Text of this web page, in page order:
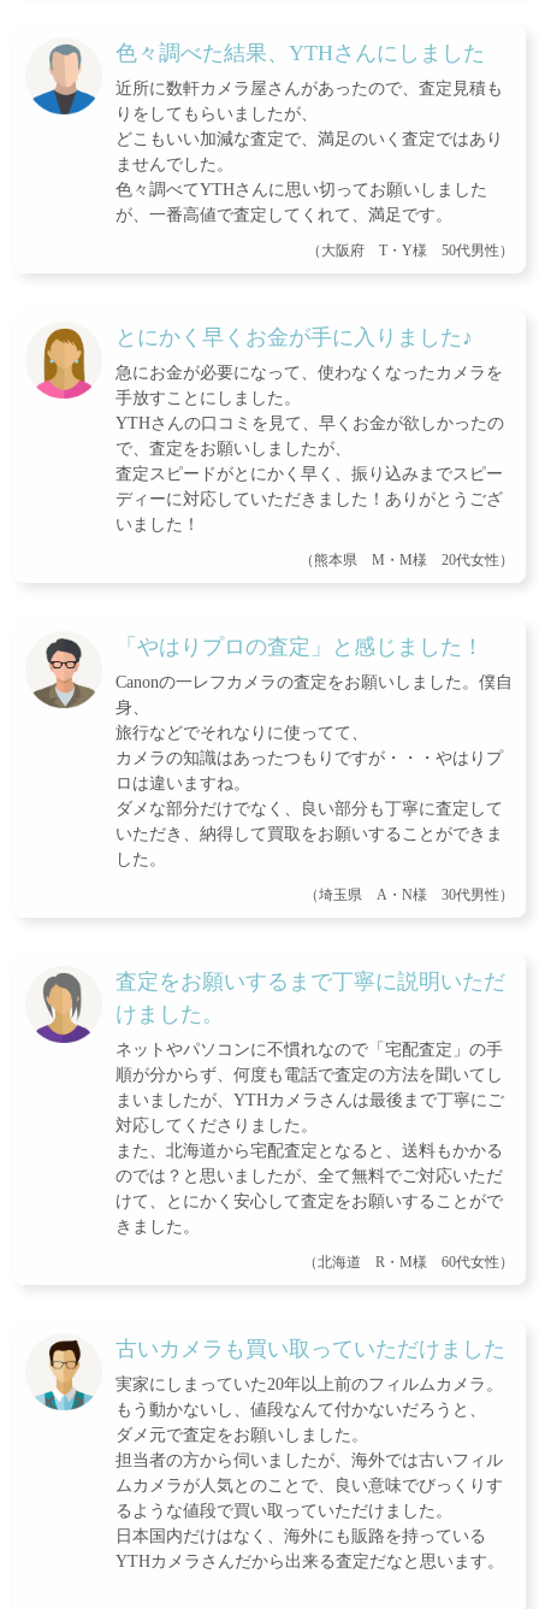
色々調べた結果、YTHさんにしました
近所に数軒カメラ屋さんがあったので、査定見積も
りをしてもらいましたが、
どこもいい加減な査定で、満足のいく査定ではあり
ませんでした。
色々調べてYTHさんに思い切ってお願いしました
が、一番高値で査定してくれて、満足です。
（大阪府 T・Y様 50代男性）
とにかく早くお金が手に入りました♪
急にお金が必要になって、使わなくなったカメラを
手放すことにしました。
YTHさんの口コミを見て、早くお金が欲しかったの
で、査定をお願いしましたが、
査定スピードがとにかく早く、振り込みまでスピー
ディーに対応していただきました！ありがとうござ
いました！
（熊本県 M・M様 20代女性）
「やはりプロの査定」と感じました！
Canonの一レフカメラの査定をお願いしました。僕自
身、
旅行などでそれなりに使ってて、
カメラの知識はあったつもりですが・・・やはりプ
ロは違いますね。
ダメな部分だけでなく、良い部分も丁寧に査定して
いただき、納得して買取をお願いすることができま
した。
（埼玉県 A・N様 30代男性）
査定をお願いするまで丁寧に説明いただ
けました。
ネットやパソコンに不慣れなので「宅配査定」の手
順が分からず、何度も電話で査定の方法を聞いてし
まいましたが、YTHカメラさんは最後まで丁寧にご
対応してくださりました。
また、北海道から宅配査定となると、送料もかかる
のでは？と思いましたが、全て無料でご対応いただ
けて、とにかく安心して査定をお願いすることがで
きました。
（北海道 R・M様 60代女性）
古いカメラも買い取っていただけました
実家にしまっていた20年以上前のフィルムカメラ。
もう動かないし、値段なんて付かないだろうと、
ダメ元で査定をお願いしました。
担当者の方から伺いましたが、海外では古いフィル
ムカメラが人気とのことで、良い意味でびっくりす
るような値段で買い取っていただけました。
日本国内だけはなく、海外にも販路を持っている
YTHカメラさんだから出来る査定だなと思います。